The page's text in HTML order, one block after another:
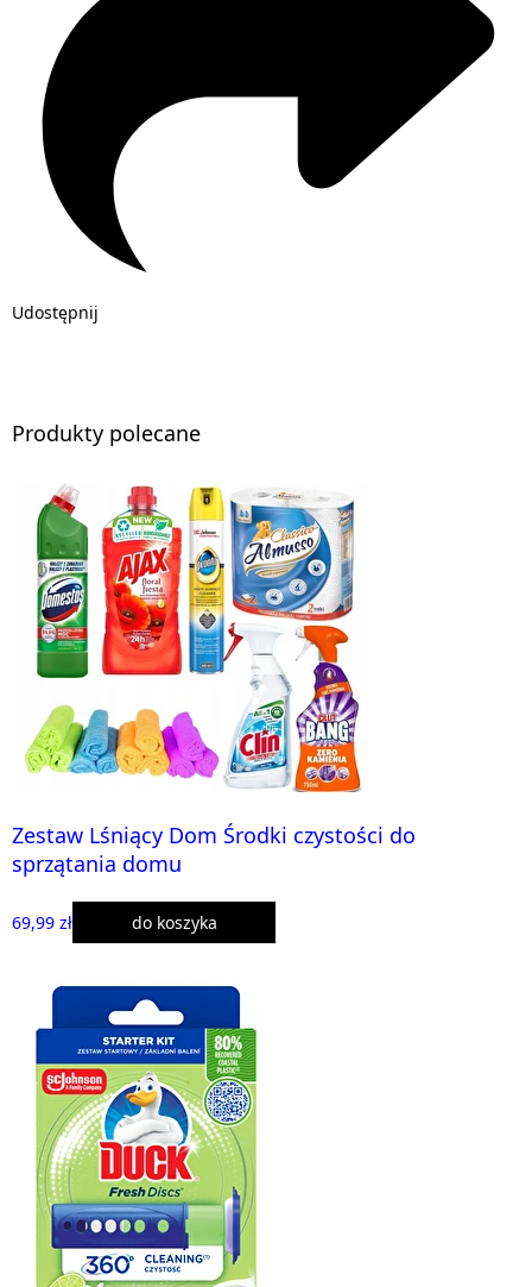
Udostępnij
Produkty polecane
Zestaw Lśniący Dom Środki czystości do
sprzątania domu
69,99 zł do koszyka